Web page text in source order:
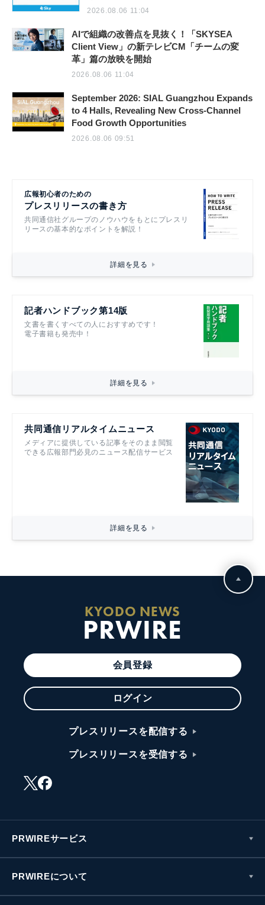
2026.08.06 11:04
AIで組織の改善点を見抜く！「SKYSEA
Client View」の新テレビCM「チームの変
革」篇の放映を開始
2026.08.06 11:04
September 2026: SIAL Guangzhou Expands
to 4 Halls, Revealing New Cross-Channel
Food Growth Opportunities
2026.08.06 09:51
広報初心者のための
プレスリリースの書き方
共同通信社グループのノウハウをもとにプレスリ
リースの基本的なポイントを解説！
詳細を見る
記者ハンドブック第14版
文書を書くすべての人におすすめです！
電子書籍も発売中！
詳細を見る
共同通信リアルタイムニュース
メディアに提供している記事をそのまま閲覧
できる広報部門必見のニュース配信サービス
詳細を見る
KYODO NEWS
PRWIRE
会員登録
ログイン
プレスリリースを配信する
プレスリリースを受信する
PRWIREサービス
PRWIREについて